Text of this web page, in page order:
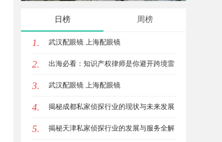
日榜 周榜
1. 武汉配眼镜 上海配眼镜
2. 出海必看：知识产权律师是你避开跨境雷
区的安全垫
3. 武汉配眼镜 上海配眼镜
4. 揭秘成都私家侦探行业的现状与未来发展
趋势
5. 揭秘天津私家侦探行业的发展与服务全解